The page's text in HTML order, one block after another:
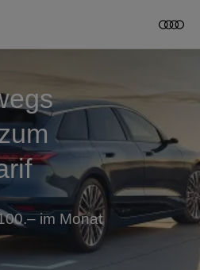
im Monat